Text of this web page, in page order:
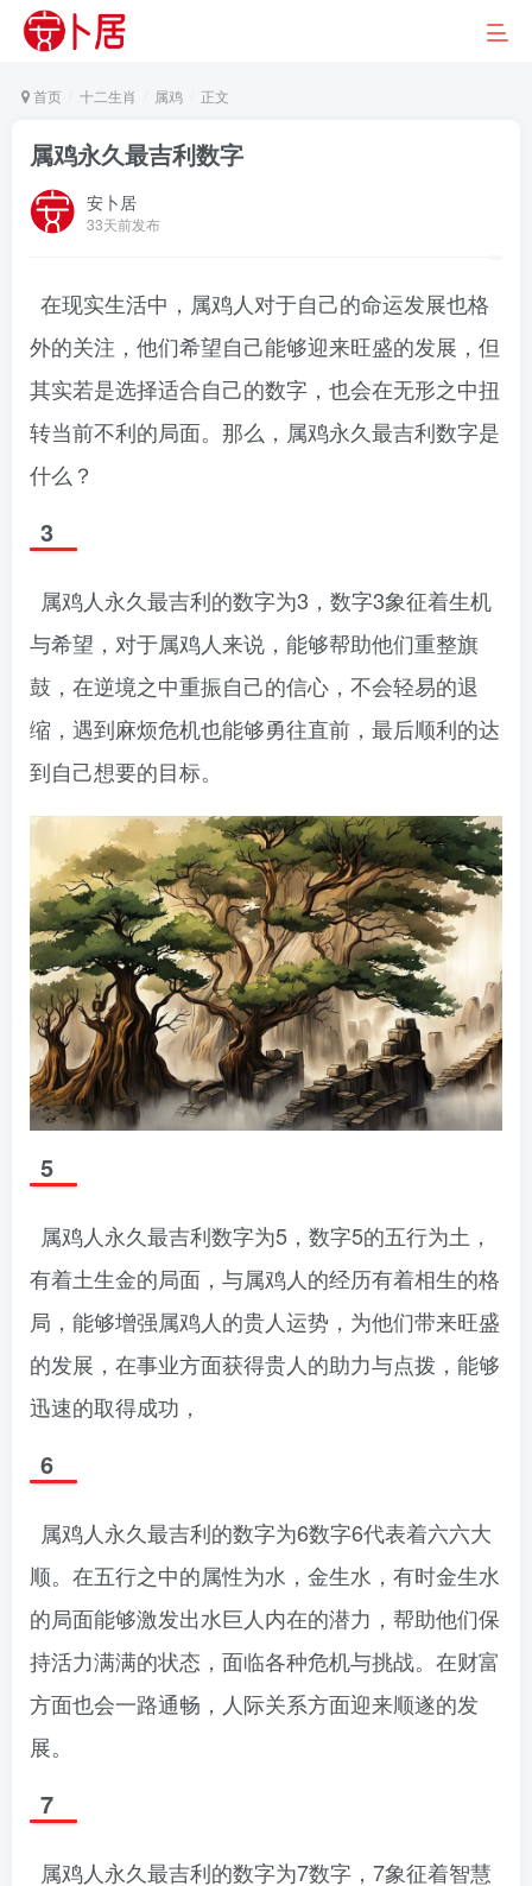
首页 十二生肖 属鸡 正文
属鸡永久最吉利数字
安卜居
33天前发布
在现实生活中，属鸡人对于自己的命运发展也格
外的关注，他们希望自己能够迎来旺盛的发展，但
其实若是选择适合自己的数字，也会在无形之中扭
转当前不利的局面。那么，属鸡永久最吉利数字是
什么？
3
属鸡人永久最吉利的数字为3，数字3象征着生机
与希望，对于属鸡人来说，能够帮助他们重整旗
鼓，在逆境之中重振自己的信心，不会轻易的退
缩，遇到麻烦危机也能够勇往直前，最后顺利的达
到自己想要的目标。
5
属鸡人永久最吉利数字为5，数字5的五行为土，
有着土生金的局面，与属鸡人的经历有着相生的格
局，能够增强属鸡人的贵人运势，为他们带来旺盛
的发展，在事业方面获得贵人的助力与点拨，能够
迅速的取得成功，
6
属鸡人永久最吉利的数字为6数字6代表着六六大
顺。在五行之中的属性为水，金生水，有时金生水
的局面能够激发出水巨人内在的潜力，帮助他们保
持活力满满的状态，面临各种危机与挑战。在财富
方面也会一路通畅，人际关系方面迎来顺遂的发
展。
7
属鸡人永久最吉利的数字为7数字，7象征着智慧